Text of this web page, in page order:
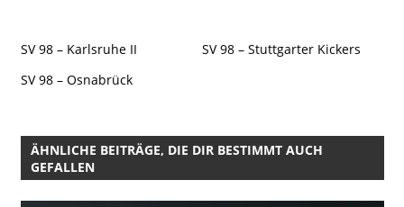
SV 98 – Karlsruhe II
SV 98 – Stuttgarter Kickers
SV 98 – Osnabrück
ÄHNLICHE BEITRÄGE, DIE DIR BESTIMMT AUCH
GEFALLEN